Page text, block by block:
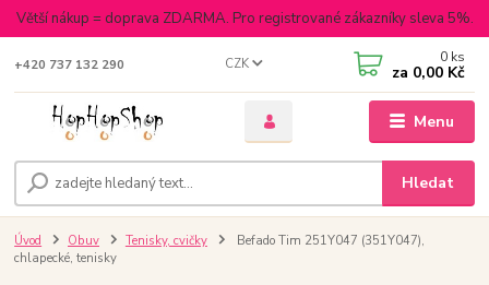
Větší nákup = doprava ZDARMA. Pro registrované zákazníky sleva 5%.
Menu
CZK
Hledat
+420 737 132 290 0 ks
za 0,00 Kč
Úvod Obuv Tenisky, cvičky
Befado Tim 251Y047 (351Y047),
chlapecké, tenisky